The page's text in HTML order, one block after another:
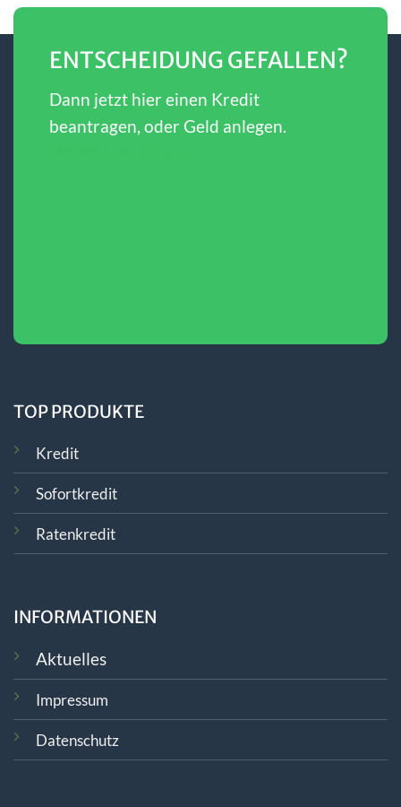
ENTSCHEIDUNG GEFALLEN?
Dann jetzt hier einen Kredit
beantragen, oder Geld anlegen.
TOP PRODUKTE
Kredit
Sofortkredit
Ratenkredit
INFORMATIONEN
Aktuelles
Impressum
Datenschutz